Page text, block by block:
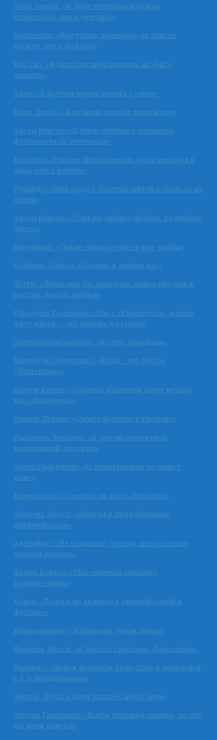
Унай Эмери: «К Лиге чемпионов нужно
относиться, как к девушке»
Балотелли: «Выступаю примерно на том же
уровне, что и Неймар»
Ван Гал: «Я был способен сделать из «МЮ»
машину»
Хави: «В футбол нужно играть с умом»
Поль Погба: «Я не знаю, чего от меня ждут»
Арсен Венгер: «Я умею отличить хорошего
футболиста от отличного»
Капелло: «Раньше Ибрагимович чаще попадал в
окна, чем в ворота»
Роналду: «Мне надо 7 Золотых мячей и столько же
детей»
Арсен Венгер: «Если вы любите футбол, то любите
Месси»
Моуриньо: «После меня остаются топ-клубы»
Неймар: «Месси и Суарес, я люблю вас»
Тотти: «Легко мог бы выиграть много титулов в
составе других клубов»
Джорджо Кьеллини: «Мы с «Ювентусом» нашли
друг друга — это любовь до гроба»
Златан Ибрагимович: «Я умру молодым»
Маурисио Почеттино: «Кейн – это Месси
«Тоттенхэма»
Юрген Клопп: «Сборная Бразилии хочет играть,
как «Ливерпуль»
Ромелу Лукаку: «Смысл футбола в трофеях»
Радамель Фалькао: «Я уже оформил свой
величайший хет-трик»
Хосеп Гвардиола: «О проигравших не пишут
книг»
Наингголан: «Терпеть не могу «Ювентус»
Лионель Месси: «Иногда я подрабатываю
плеймейкером»
Адебайор: «Не понимаю, почему меня считают
плохим парнем»
Янник Боласи: «Мне платили зарплату
гамбургерами»
Конте: «Деньги не являются главной силой в
футболе»
Ибрагимович: «Я обладаю телом зверя»
Лионель Месси: «Я просто талисман «Барселоны»
Роналду: «Перед финалом Евро-2016 я проснулся
с 3-я блондинками»
Эмери: «Путь к цели важнее самой цели»
Антуан Гризманн: «Погба хороший танцор, но ему
до меня далеко»